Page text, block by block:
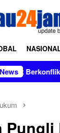
Dr. Hj.
Pungli